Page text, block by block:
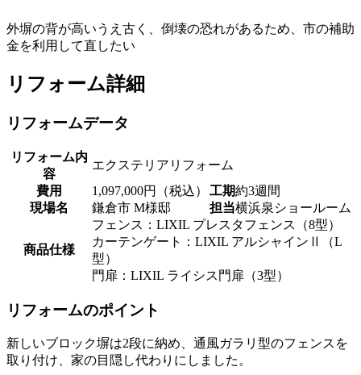
外塀の背が高いうえ古く、倒壊の恐れがあるため、市の補助
金を利用して直したい
リフォーム詳細
リフォームデータ
リフォーム内
容
エクステリアリフォーム
費用
1,097,000円（税込） 工期約3週間
現場名
鎌倉市 M様邸 担当横浜泉ショールーム
商品仕様
フェンス：LIXIL プレスタフェンス（8型）
カーテンゲート：LIXIL アルシャインⅡ（L
型）
門扉：LIXIL ライシス門扉（3型）
リフォームのポイント
新しいブロック塀は2段に納め、通風ガラリ型のフェンスを
取り付け、家の目隠し代わりにしました。